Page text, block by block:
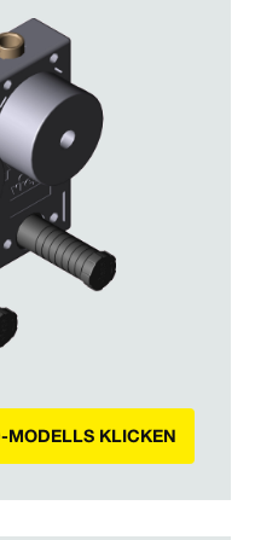
MODELLS KLICKEN